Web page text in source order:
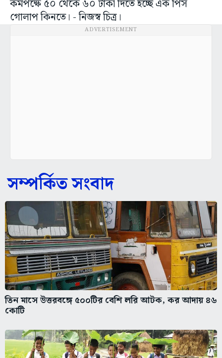
কমপক্ষে ৫০ থেকে ৬০ টাকা দিতে হচ্ছে এক পিস
গোলাপ কিনতে। - নিজস্ব চিত্র।
ADVERTISEMENT
সম্পর্কিত সংবাদ
তিন মাসে উত্তরবঙ্গে ৫০০টির বেশি লরি আটক, কর আদায় ৪৬
কোটি